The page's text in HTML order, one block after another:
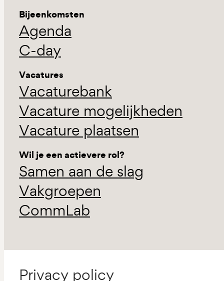
Bijeenkomsten
Agenda
C-day
Vacatures
Vacaturebank
Vacature mogelijkheden
Vacature plaatsen
Wil je een actievere rol?
Samen aan de slag
Vakgroepen
CommLab
Privacy policy